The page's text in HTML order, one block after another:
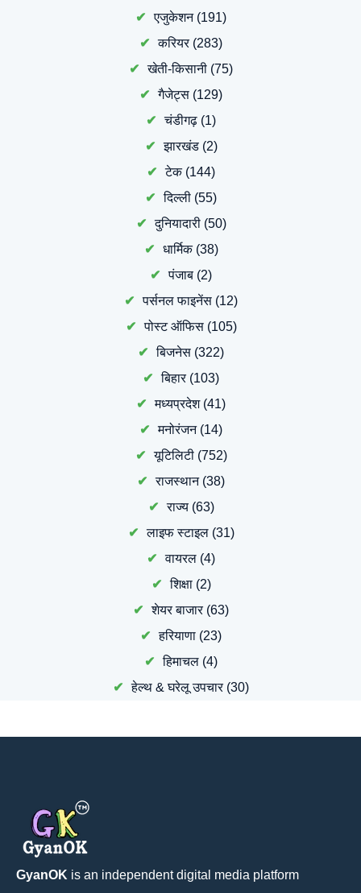
एजुकेशन(191)
करियर(283)
खेती-किसानी (75)
गैजेट्स (129)
चंडीगढ़ (1)
झारखंड(2)
टेक(144)
दिल्ली (55)
दुनियादारी(50)
धार्मिक(38)
पंजाब (2)
पर्सनल फाइनेंस (12)
पोस्ट ऑफिस(105)
बिजनेस (322)
बिहार(103)
मध्यप्रदेश(41)
मनोरंजन(14)
यूटिलिटी(752)
राजस्थान(38)
राज्य(63)
लाइफ स्टाइल(31)
वायरल (4)
शिक्षा(2)
शेयर बाजार(63)
हरियाणा (23)
हिमाचल (4)
हेल्थ & घरेलू उपचार(30)
GyanOK is an independent digital media platform